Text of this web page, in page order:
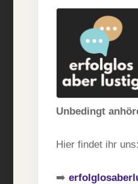
Unbedingt
Hier findet ihr uns:
➡️